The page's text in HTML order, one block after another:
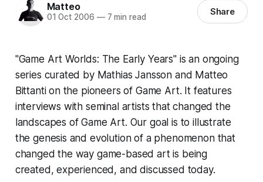
Matteo
01 Oct 2006 —7 min read Share
"Game Art Worlds: The Early Years"is an ongoing
series curated by Mathias Jansson and Matteo
Bittanti on the pioneers of Game Art. It features
interviews with seminal artists that changed the
landscapes of Game Art. Our goal is to illustrate
the genesis and evolution of a phenomenon that
changed the way game-based art is being
created, experienced, and discussed today.